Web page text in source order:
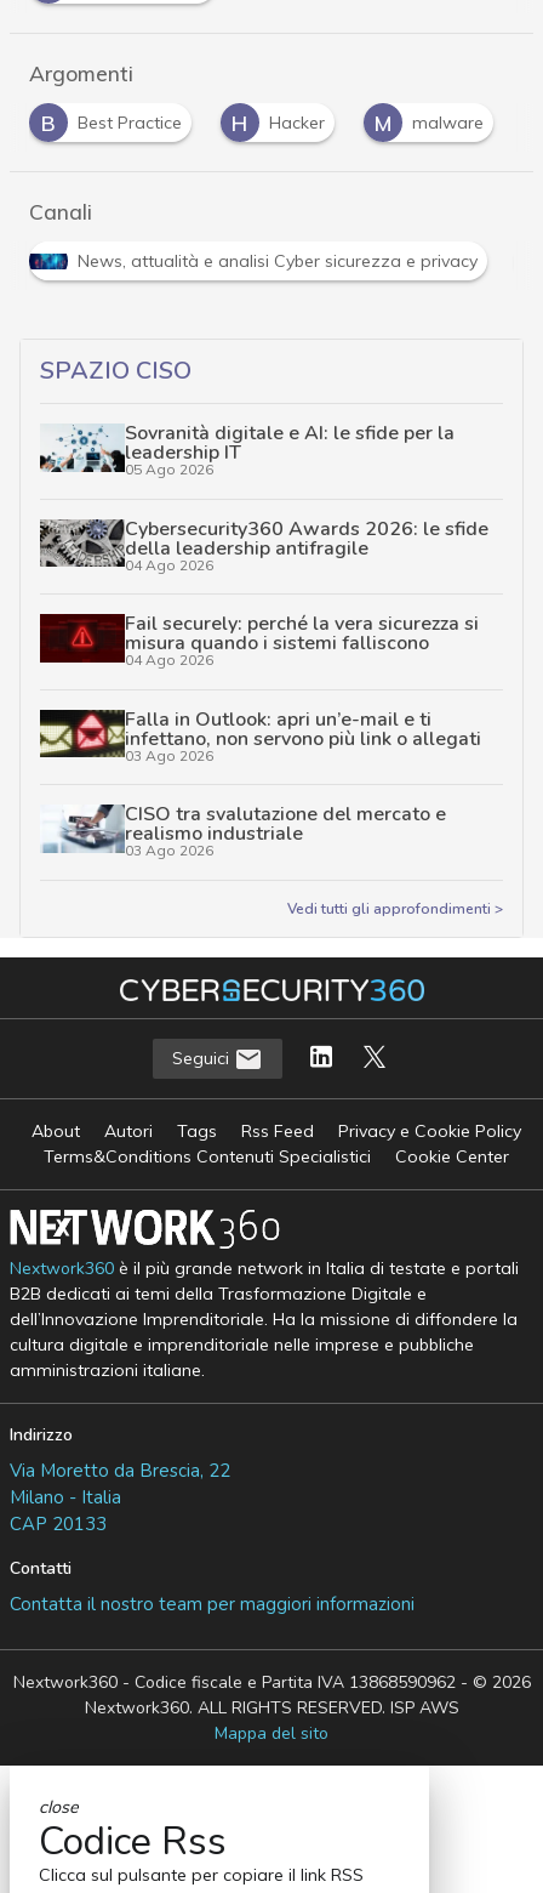
Argomenti
H
Hacker M malware phishing
Canali
e analisi Cyber sicurezza e privacy R Ransomware
SPAZIO CISO
Sovranità digitale e AI: le sfide per la
leadership IT
05 Ago 2026
Cybersecurity360 Awards 2026: le sfide
della leadership antifragile
04 Ago 2026
Fail securely: perché la vera sicurezza si
misura quando i sistemi falliscono
04 Ago 2026
Falla in Outlook: apri un’e-mail e ti
infettano, non servono più link o allegati
03 Ago 2026
CISO tra svalutazione del mercato e
realismo industriale
03 Ago 2026
Vedi tutti gli approfondimenti >
Seguici
About Autori Tags Rss Feed
Privacy e Cookie Policy
Terms&Conditions Contenuti Specialistici
Cookie Center
Nextwork360è il più grande network in Italia di testate e portali
B2B dedicati ai temi della Trasformazione Digitale e
dell’Innovazione Imprenditoriale. Ha la missione di diffondere la
cultura digitale e imprenditoriale nelle imprese e pubbliche
amministrazioni italiane.
Indirizzo
Via Moretto da Brescia, 22
Milano - Italia
CAP 20133
Contatti
Contatta il nostro team per maggiori informazioni
Nextwork360 - Codice fiscale e Partita IVA 13868590962 - © 2026
Nextwork360. ALL RIGHTS RESERVED. ISP AWS
Mappa del sito
close
Codice Rss
Clicca sul pulsante per copiare il link RSS